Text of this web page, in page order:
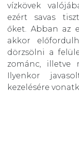
vízkövek
ezért savas
őket. Abban az
akkor
dörzsölni a
zománc, illetve
Ilyenkor
kezelésére